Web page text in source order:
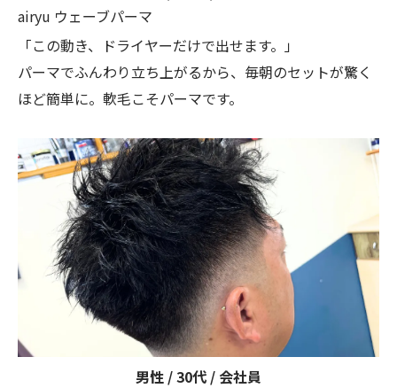
airyu ウェーブパーマ
「この動き、ドライヤーだけで出せます。」
パーマでふんわり立ち上がるから、毎朝のセットが驚く
ほど簡単に。軟毛こそパーマです。
男性 / 30代 / 会社員